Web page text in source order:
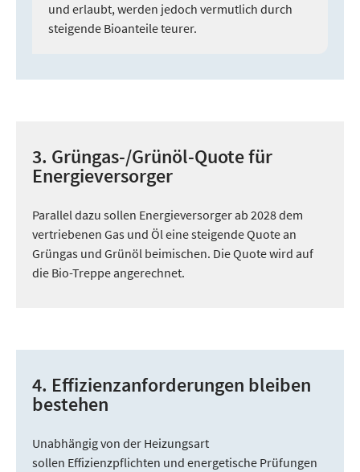
und erlaubt, werden jedoch vermutlich durch
steigende Bioanteile teurer.
3. Grüngas-/Grünöl-Quote für
Energieversorger
Parallel dazu sollen Energieversorger ab 2028 dem
vertriebenen Gas und Öl eine steigende Quote an
Grüngas und Grünöl beimischen. Die Quote wird auf
die Bio-Treppe angerechnet.
4. Effizienzanforderungen bleiben
bestehen
Unabhängig von der Heizungsart
sollen Effizienzpflichten und energetische Prüfungen